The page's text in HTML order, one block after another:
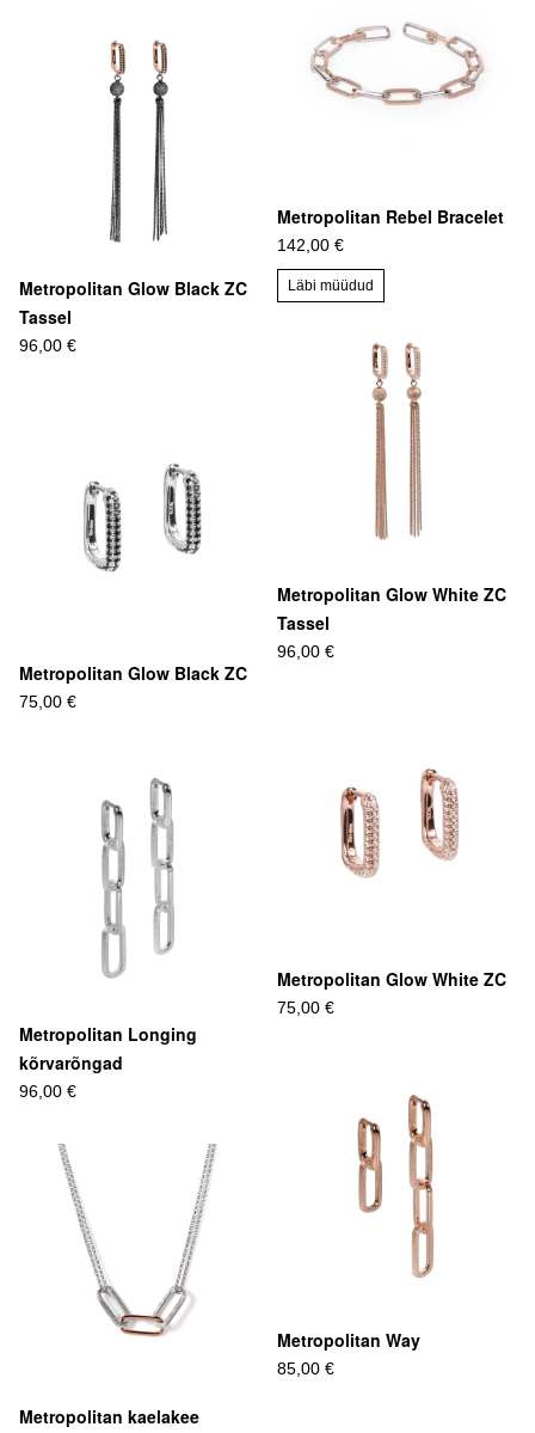
Metropolitan Rebel Bracelet
142,00 €
Läbi müüdud
Metropolitan Glow Black ZC
Tassel
96,00 €
Metropolitan Glow White ZC
Tassel
96,00 €
Metropolitan Glow Black ZC
75,00 €
Metropolitan Glow White ZC
75,00 €
Metropolitan Longing
kõrvarõngad
96,00 €
Metropolitan Way
85,00 €
Metropolitan kaelakee